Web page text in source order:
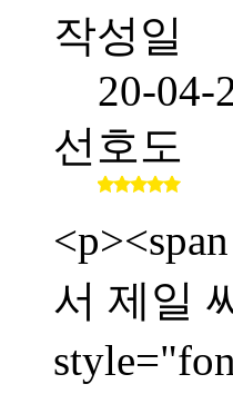
작성일
20-04-
선호도
서 제일